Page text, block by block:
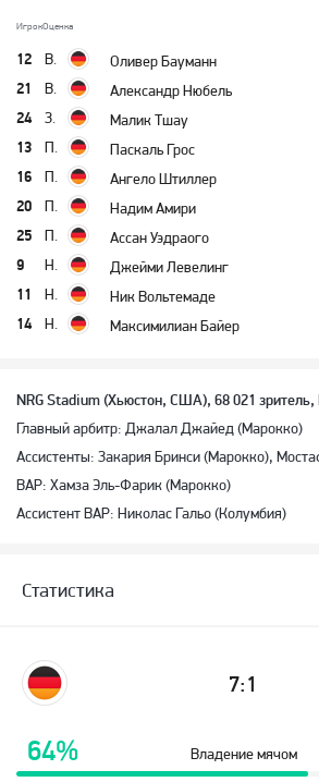
ИгрокОценка
12 В. Оливер Бауманн
21 В. Александр Нюбель
24 З. Малик Тшау
13 П. Паскаль Грос
16 П. Ангело Штиллер
20 П. Надим Амири
25 П. Ассан Уэдраого
9 Н. Джейми Левелинг
11 Н. Ник Вольтемаде
14 Н. Максимилиан Байер
NRG Stadium (Хьюстон, США), 68 021
Главный арбитр: Джалал Джайед (Марокко)
Ассистенты: Закария Бринси (Марокко),
ВАР: Хамза Эль-Фарик (Марокко)
Ассистент ВАР: Николас Гальо (Колумбия)
Статистика
7:1
64% Владение мячом